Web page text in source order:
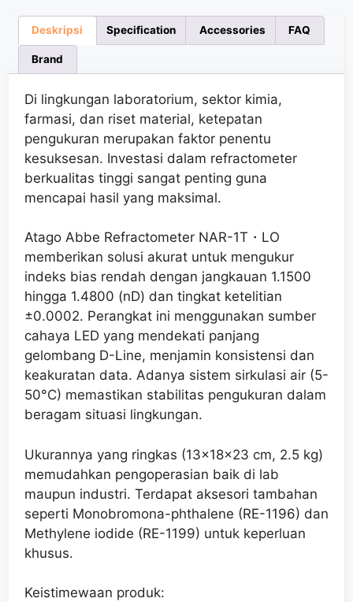
Deskripsi Specification Accessories FAQ
Brand
Di lingkungan laboratorium, sektor kimia,
farmasi, dan riset material, ketepatan
pengukuran merupakan faktor penentu
kesuksesan. Investasi dalam refractometer
berkualitas tinggi sangat penting guna
mencapai hasil yang maksimal.
Atago Abbe Refractometer NAR-1T・LO
memberikan solusi akurat untuk mengukur
indeks bias rendah dengan jangkauan 1.1500
hingga 1.4800 (nD) dan tingkat ketelitian
±0.0002. Perangkat ini menggunakan sumber
cahaya LED yang mendekati panjang
gelombang D-Line, menjamin konsistensi dan
keakuratan data. Adanya sistem sirkulasi air (5-
50°C) memastikan stabilitas pengukuran dalam
beragam situasi lingkungan.
Ukurannya yang ringkas (13×18×23 cm, 2.5 kg)
memudahkan pengoperasian baik di lab
maupun industri. Terdapat aksesori tambahan
seperti Monobromona-phthalene (RE-1196) dan
Methylene iodide (RE-1199) untuk keperluan
khusus.
Keistimewaan produk: